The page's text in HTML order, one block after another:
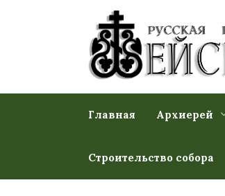
Главная Архиерей
Строительство собора